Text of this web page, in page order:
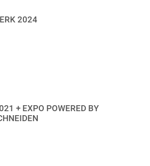
2024
+ EXPO POWERED BY